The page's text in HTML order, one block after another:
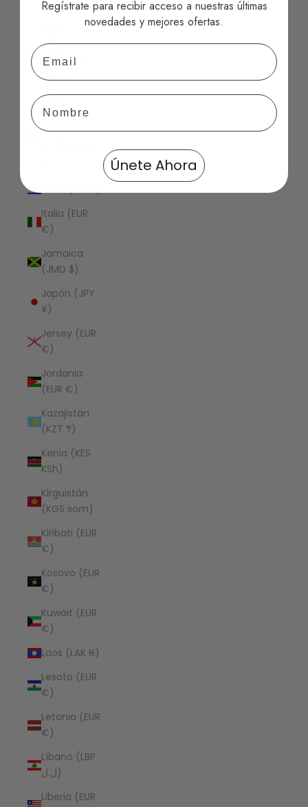
(USD $)
Vírgenes
Británicas
(USD $)
menores
alejadas de
Israel (ILS ₪)
Italia (EUR
€)
Jamaica
(JMD $)
Japón (JPY
¥)
Jersey (EUR
€)
Jordania
(EUR €)
Kazajistán
(KZT ₸)
Kenia (KES
KSh)
Kirguistán
(KGS som)
Kiribati (EUR
€)
Kosovo (EUR
€)
Kuwait (EUR
€)
Laos (LAK ₭)
Lesoto (EUR
€)
Letonia (EUR
€)
Líbano (LBP
ل.ل)
Liberia (EUR
Regístrate para recibir acceso a nuestras últimas
novedades y mejores ofertas.
Email
Únete Ahora